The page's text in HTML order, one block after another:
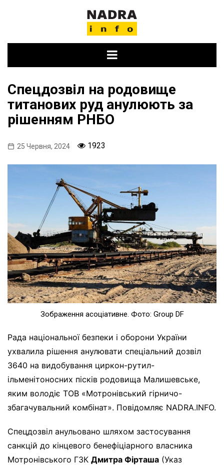
Спецдозвіл на родовище
титанових руд анулюють за
рішенням РНБО
25 Червня, 2024 1923
Зображення асоціативне. Фото: Group DF
Рада національної безпеки і оборони України
ухвалила рішення анулювати спеціальний дозвіл
3640 на видобування циркон-рутил-
ільменітоносних пісків родовища Малишевське,
яким володіє ТОВ «Мотронівський гірничо-
збагачувальний комбінат». Повідомляє NADRA.INFO.
Спецдозвіл анульовано шляхом застосування
санкцій до кінцевого бенефіціарного власника
Мотронівського ГЗК Дмитра Фірташа (Указ